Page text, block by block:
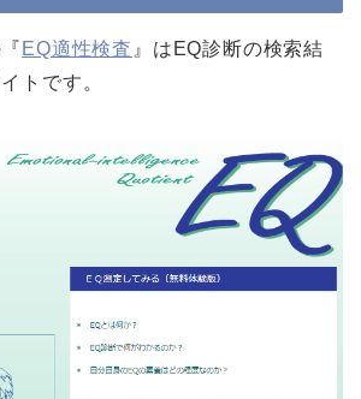
EQ適性検査 』はEQ診断の検索結
トです。